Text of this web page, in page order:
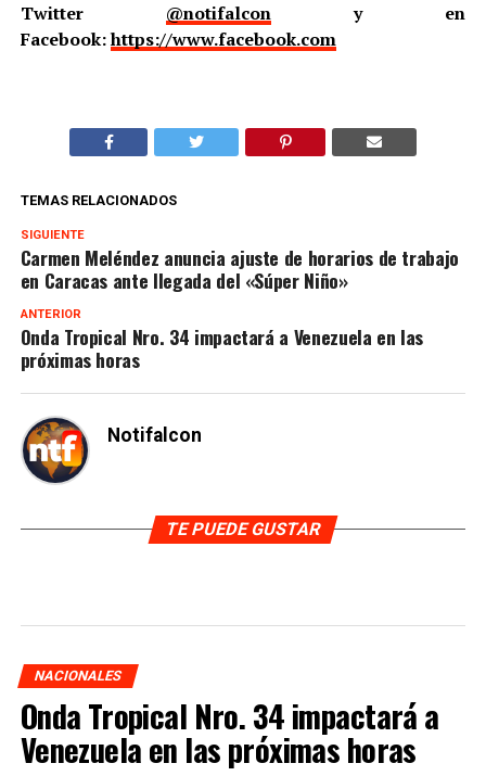
Twitter @notifalcony en
Facebook:https://www.facebook.com
TEMAS RELACIONADOS
SIGUIENTE
Carmen Meléndez anuncia ajuste de horarios de trabajo
en Caracas ante llegada del «Súper Niño»
ANTERIOR
Onda Tropical Nro. 34 impactará a Venezuela en las
próximas horas
Notifalcon
TE PUEDE GUSTAR
NACIONALES
Onda Tropical Nro. 34 impactará a
Venezuela en las próximas horas